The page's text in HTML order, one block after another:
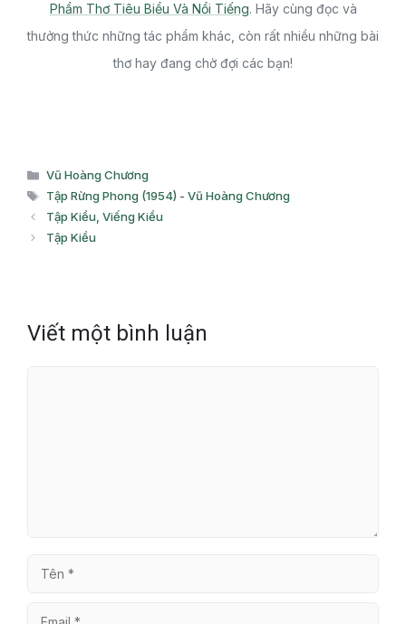
Phẩm Thơ Tiêu Biểu Và Nổi Tiếng. Hãy cùng đọc và
thưởng thức những tác phẩm khác, còn rất nhiều những bài
thơ hay đang chờ đợi các bạn!
Danh
mục
Vũ Hoàng Chương
Thẻ
Tập Rừng Phong (1954) - Vũ Hoàng Chương
Tập Kiều, Viếng Kiều
Tập Kiều
Viết một bình luận
Tên
Email